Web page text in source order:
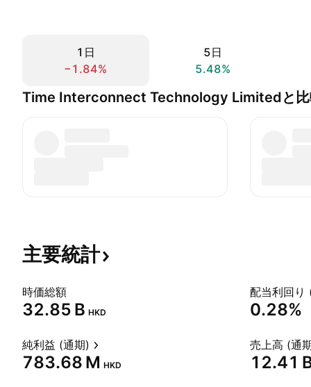
1日
−1.84%
5日
5.48%
Time Interconnect Technology Limitedと
主要統計
時価総額
‪32.85 B‬ HKD
配当利回り
0.28%
純利益 (通期)
‪783.68 M‬ HKD
売上高 (通
‪12.41